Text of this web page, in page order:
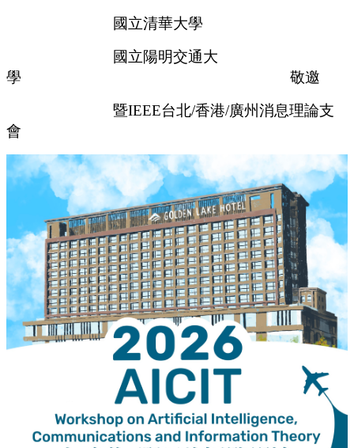
國立清華大學
國立陽明交通大
學
敬邀
暨IEEE台北/香港/廣州消息理論支
會